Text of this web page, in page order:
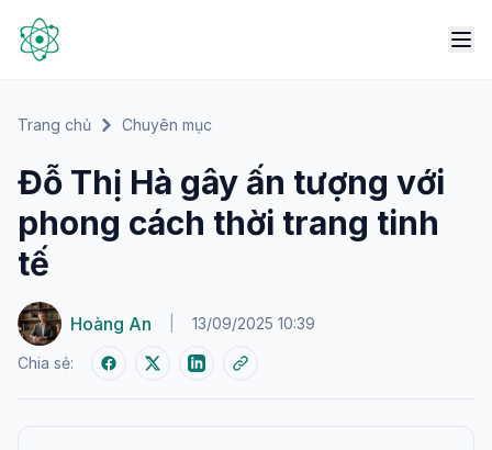
Trang chủ Chuyên mục
Đỗ Thị Hà gây ấn tượng với
phong cách thời trang tinh
tế
Hoàng An 13/09/2025 10:39
Chia sẻ: